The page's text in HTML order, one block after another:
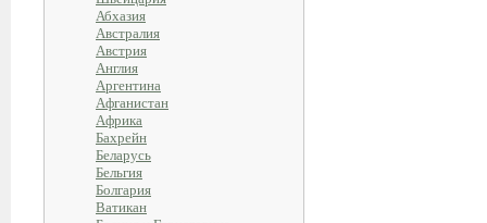
Абхазия
Австралия
Австрия
Англия
Аргентина
Афганистан
Африка
Бахрейн
Беларусь
Бельгия
Болгария
Ватикан